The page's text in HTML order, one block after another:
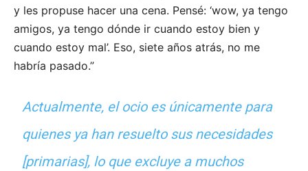
y les propuse hacer una cena. Pensé: ‘wow, ya tengo
amigos, ya tengo dónde ir cuando estoy bien y
cuando estoy mal’. Eso, siete años atrás, no me
habría pasado.”
Actualmente, el ocio es únicamente para
quienes ya han resuelto sus necesidades
[primarias], lo que excluye a muchos